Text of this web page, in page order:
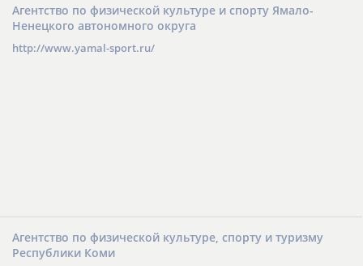
Агентство по физической культуре и спорту Ямало-
Ненецкого автономного округа
http://www.yamal-sport.ru/
Агентство по физической культуре, спорту и туризму
Республики Коми